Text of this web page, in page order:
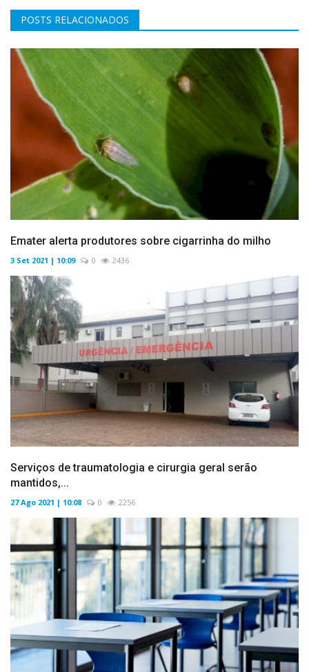
POSTS RELACIONADOS
Emater alerta produtores sobre cigarrinha do milho
3 Set 2021 | 10:09 0 2436
Serviços de traumatologia e cirurgia geral serão
mantidos,...
27 Ago 2021 | 10:08 0 2256